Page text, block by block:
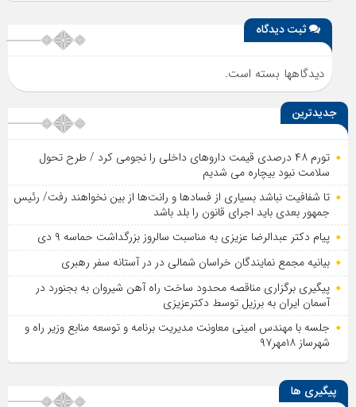
ثبت دیدگاه
دیدگاهها بسته است.
جدیدترین
تورم ۴۸ درصدی قیمت داروهای داخلی را نجومی کرد / طرح تحول
سلامت نبود بیچاره می شدیم
تا شفافیت نباشد بسیاری از فساد‌ها و رانت‌ها از بین نخواهند رفت/ رئیس
جمهور بعدی باید اجرای قانون را بلد باشد
پیام دکتر عبدالرضا عزیزی به مناسبت سالروز بزرگداشت حماسه ۹ دی
بیانیه مجمع نمایندگان خراسان شمالی در در آستانه سفر رهبری
پیگیری برگزاری مناقصه محدود ساخت راه آهن شیروان به بجنورد در
آسمان ایران به برزیل توسط دکترعزیزی
جلسه با مهندس امینی معاونت مدیریت برنامه و توسعه منابع وزیر راه و
شهرساز ۱۸مهر۹۷
پیگیری ها